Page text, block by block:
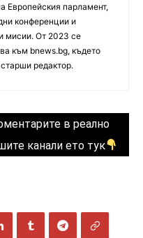
Европейския парламент,
конференции и
мисии. От 2023 се
към bnews.bg, където
редактор.
в реално
канали ето тук